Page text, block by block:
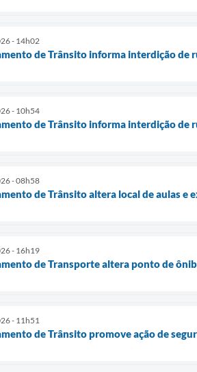
- 14h02
de Trânsito informa interdição de
- 10h54
de Trânsito informa interdição de
- 08h58
de Trânsito altera local de aulas e
- 16h19
de Transporte altera ponto de
- 11h51
de Trânsito promove ação de